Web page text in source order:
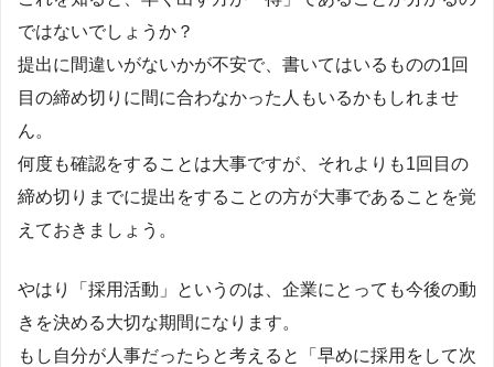
ではないでしょうか？
提出に間違いがないかが不安で、書いてはいるものの1回
目の締め切りに間に合わなかった人もいるかもしれませ
ん。
何度も確認をすることは大事ですが、それよりも1回目の
締め切りまでに提出をすることの方が大事であることを覚
えておきましょう。
やはり「採用活動」というのは、企業にとっても今後の動
きを決める大切な期間になります。
もし自分が人事だったらと考えると「早めに採用をして次